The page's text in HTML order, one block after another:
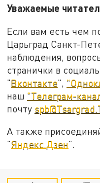
Уважаемые
Если вам есть чем
Царьград Санкт-
наблюдения,
странички в
"Вконтакте",
наш "Телеграм-
почту
А также
"Яндекс.Дзен".